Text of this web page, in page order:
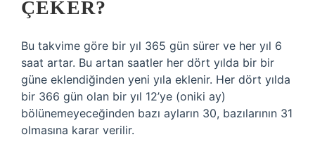
ÇEKER?
Bu takvime göre bir yıl 365 gün sürer ve her yıl 6
saat artar. Bu artan saatler her dört yılda bir bir
güne eklendiğinden yeni yıla eklenir. Her dört yılda
bir 366 gün olan bir yıl 12’ye (oniki ay)
bölünemeyeceğinden bazı ayların 30, bazılarının 31
olmasına karar verilir.